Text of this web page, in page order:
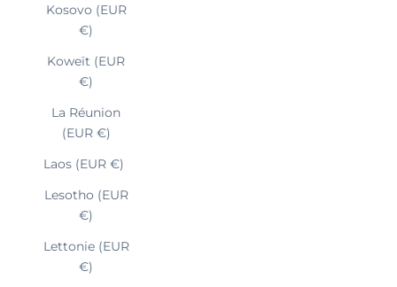
Kosovo (EUR
€)
Koweït (EUR
€)
La Réunion
(EUR €)
Laos (EUR €)
Lesotho (EUR
€)
Lettonie (EUR
€)